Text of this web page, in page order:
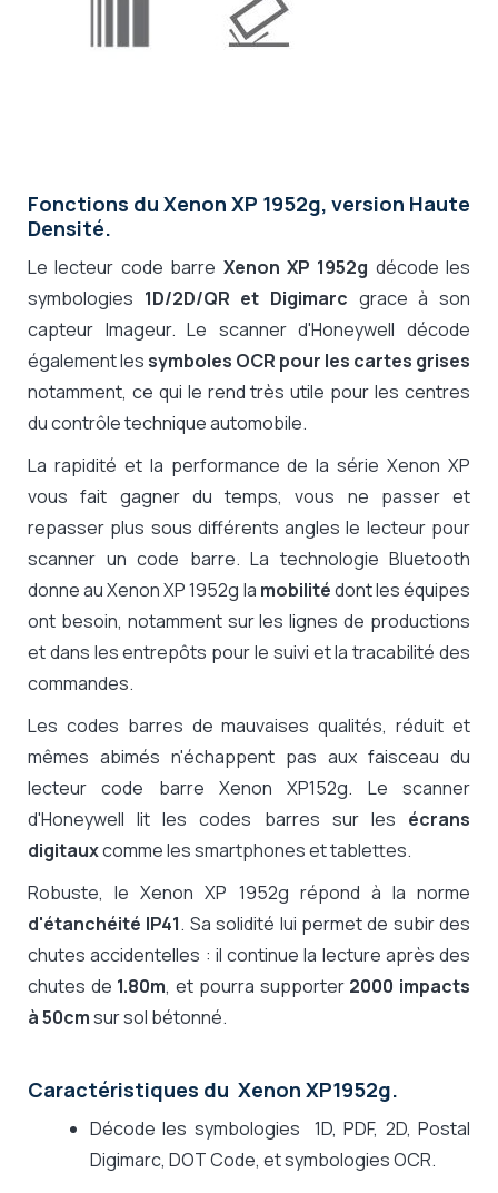
Fonctions du Xenon XP 1952g, version Haute
Densité.
Le lecteur code barre Xenon XP 1952g décode les
symbologies 1D/2D/QR et Digimarc grace à son
capteur Imageur. Le scanner d'Honeywell décode
également lessymboles OCR pour les cartes grises
notamment, ce qui le rend très utile pour les centres
du contrôle technique automobile.
La rapidité et la performance de la série Xenon XP
vous fait gagner du temps, vous ne passer et
repasser plus sous différents angles le lecteur pour
scanner un code barre. La technologie Bluetooth
donne au Xenon XP 1952g la mobilitédont les équipes
ont besoin, notamment sur les lignes de productions
et dans les entrepôts pour le suivi et la tracabilité des
commandes.
Les codes barres de mauvaises qualités, réduit et
mêmes abimés n'échappent pas aux faisceau du
lecteur code barre Xenon XP152g. Le scanner
d'Honeywell lit les codes barres sur les écrans
digitauxcomme les smartphones et tablettes.
Robuste, le Xenon XP 1952g répond à la norme
d'étanchéité IP41. Sa solidité lui permet de subir des
chutes accidentelles : il continue la lecture après des
chutes de 1.80m, et pourra supporter 2000 impacts
à 50cmsur sol bétonné.
Caractéristiques du Xenon XP1952g.
Décode les symbologies 1D, PDF, 2D, Postal
Digimarc, DOT Code, et symbologies OCR.